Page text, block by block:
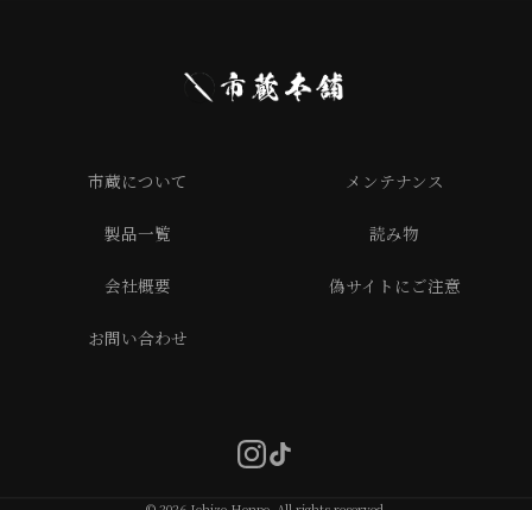
市蔵について メンテナンス
製品一覧 読み物
会社概要 偽サイトにご注意
お問い合わせ